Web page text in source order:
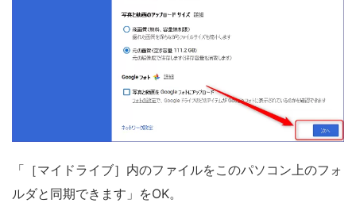
「［マイドライブ］内のファイルをこのパソコン上のフォ
ルダと同期できます」をOK。